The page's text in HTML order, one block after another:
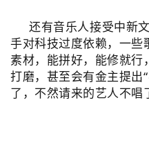
还有音乐人接受中新
手对科技过度依赖，一些
素材，能拼好，能修就行
打磨，甚至会有金主提出
了，不然请来的艺人不唱